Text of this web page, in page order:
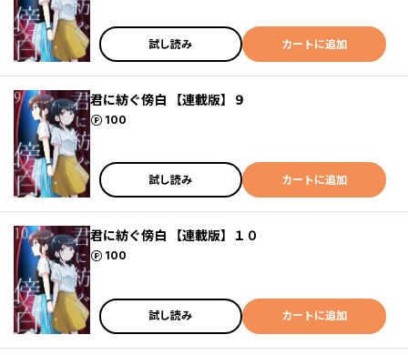
試し読み カートに追加
君に紡ぐ傍白 【連載版】９
100
ポイント
試し読み カートに追加
君に紡ぐ傍白 【連載版】１０
100
ポイント
試し読み カートに追加